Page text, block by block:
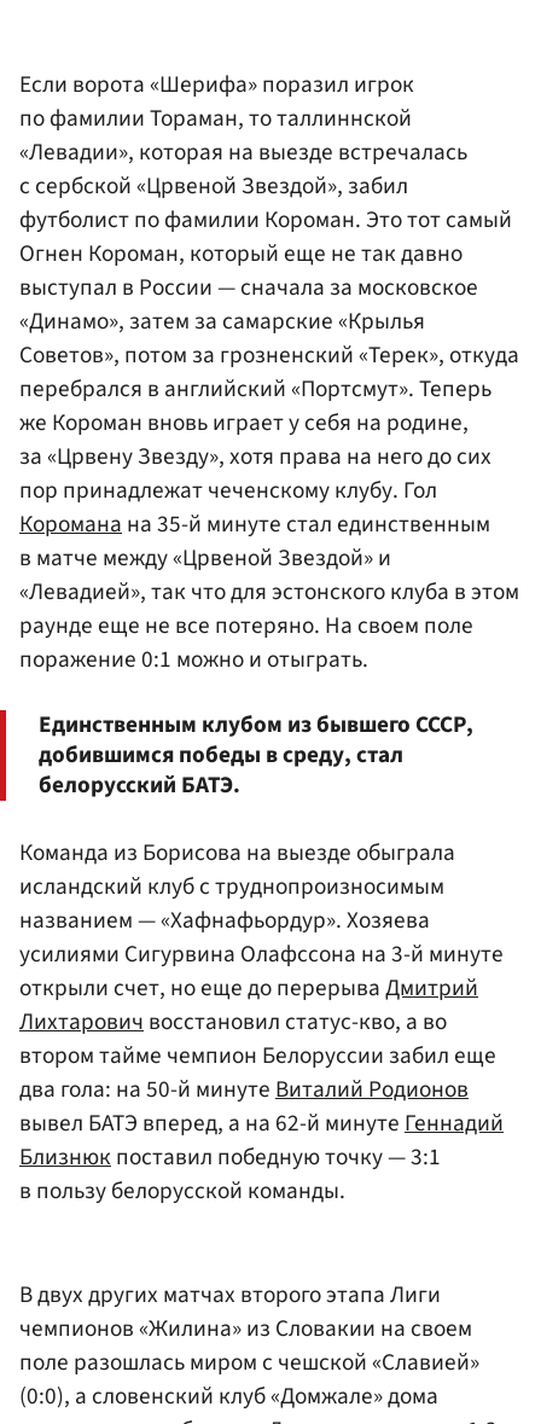
Если ворота «Шерифа» поразил игрок
по фамилии Тораман, то таллиннской
«Левадии», которая на выезде встречалась
с сербской «Црвеной Звездой», забил
футболист по фамилии Короман. Это тот самый
Огнен Короман, который еще не так давно
выступал в России — сначала за московское
«Динамо», затем за самарские «Крылья
Советов», потом за грозненский «Терек», откуда
перебрался в английский «Портсмут». Теперь
же Короман вновь играет у себя на родине,
за «Црвену Звезду», хотя права на него до сих
пор принадлежат чеченскому клубу. Гол
Короманана 35-й минуте стал единственным
в матче между «Црвеной Звездой» и
«Левадией», так что для эстонского клуба в этом
раунде еще не все потеряно. На своем поле
поражение 0:1 можно и отыграть.
Единственным клубом из бывшего СССР,
добившимся победы в среду, стал
белорусский БАТЭ.
Команда из Борисова на выезде обыграла
исландский клуб с труднопроизносимым
названием — «Хафнафьордур». Хозяева
усилиями Сигурвина Олафссона на 3-й минуте
открыли счет, но еще до перерываДмитрий
Лихтаровичвосстановил статус-кво, а во
втором тайме чемпион Белоруссии забил еще
два гола: на 50-й минутеВиталий Родионов
вывел БАТЭ вперед, а на 62-й минутеГеннадий
Близнюкпоставил победную точку — 3:1
в пользу белорусской команды.
В двух других матчах второго этапа Лиги
чемпионов «Жилина» из Словакии на своем
поле разошлась миром с чешской «Славией»
(0:0), а словенский клуб «Домжале» дома